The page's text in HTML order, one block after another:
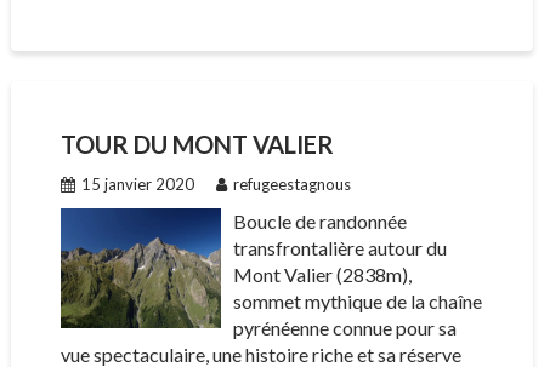
TOUR DU MONT VALIER
15 janvier 2020 refugeestagnous
Boucle de randonnée
transfrontalière autour du
Mont Valier (2838m),
sommet mythique de la chaîne
pyrénéenne connue pour sa
vue spectaculaire, une histoire riche et sa réserve